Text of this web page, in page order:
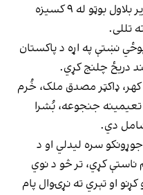
د پاکستان د بهرنیو چارو پخوانی وزیر بلاول بوټو له ۹ کسیزه
تللی.
نښتې په اړه د پاکستان
دريځ چلنج کړي.
کهر، ډاکټر مصدق ملک، خُرم
جنجوعه، بُشرا
دي.
جوړونکو سره لیدلي او د
ناستې کړي، تر څو د نوي
کړنو او تېري ته نړۍوال پام